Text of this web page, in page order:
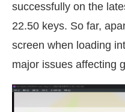
successfully on the
22.50 keys. So far,
screen when loading
major issues affecting